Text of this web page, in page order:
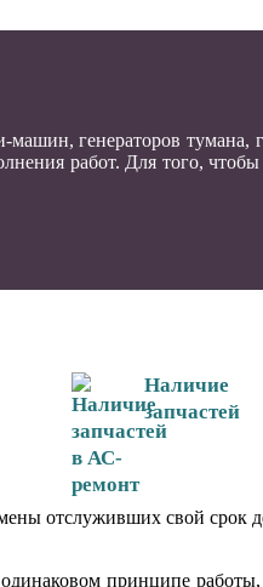
генераторов
работ. Для того,
Наличие
запчастей
отслуживших свой
принципе